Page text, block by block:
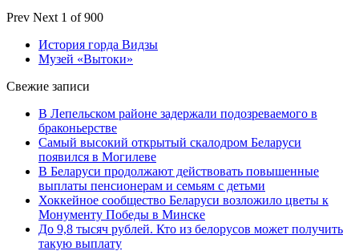
Prev Next 1 of 900
История горда Видзы
Музей «Вытоки»
Свежие записи
В Лепельском районе задержали подозреваемого в
браконьерстве
Самый высокий открытый скалодром Беларуси
появился в Могилеве
В Беларуси продолжают действовать повышенные
выплаты пенсионерам и семьям с детьми
Хоккейное сообщество Беларуси возложило цветы к
Монументу Победы в Минске
До 9,8 тысяч рублей. Кто из белорусов может получить
такую выплату